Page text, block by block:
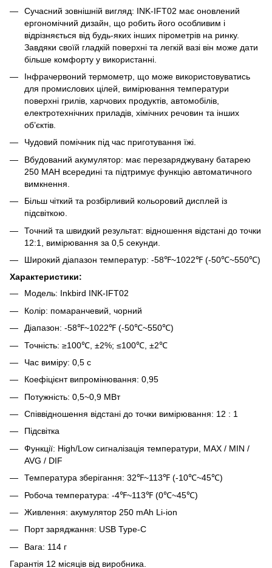
Сучасний зовнішній вигляд: INK-IFT02 має оновлений
ергономічний дизайн, що робить його особливим і
відрізняється від будь-яких інших пірометрів на ринку.
Завдяки своїй гладкій поверхні та легкій вазі він може дати
більше комфорту у використанні.
Інфрачервоний термометр, що може використовуватись
для промислових цілей, вимірювання температури
поверхні грилів, харчових продуктів, автомобілів,
електротехнічних приладів, хімічних речовин та інших
об’єктів.
Чудовий помічник під час приготування їжі.
Вбудований акумулятор: має перезаряджувану батарею
250 MAH всередині та підтримує функцію автоматичного
вимкнення.
Більш чіткий та розбірливий кольоровий дисплей із
підсвіткою.
Точний та швидкий результат: відношення відстані до точки
12:1, вимірювання за 0,5 секунди.
Широкий діапазон температур: -58℉~1022℉ (-50℃~550℃)
Характеристики:
Модель: Inkbird INK-IFT02
Колір: помаранчевий, чорний
Діапазон: -58℉~1022℉ (-50℃~550℃)
Точність: ≥100℃, ±2%; ≤100℃, ±2℃
Час виміру: 0,5 с
Коефіцієнт випромінювання: 0,95
Потужність: 0,5~0,9 МВт
Співвідношення відстані до точки вимірювання: 12 : 1
Підсвітка
Функції: High/Low сигналізація температури, MAX / MIN /
AVG / DIF
Температура зберігання: 32℉~113℉ (-10℃~45℃)
Робоча температура: -4℉~113℉ (0℃~45℃)
Живлення: акумулятор 250 mAh Li-ion
Порт заряджання: USB Type-C
Вага: 114 г
Гарантія 12 місяців від виробника.